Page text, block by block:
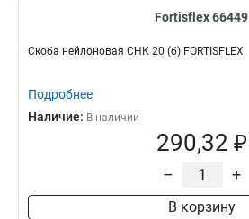
Fortisflex 66449
Скоба нейлоновая СНК 20 (б) FORTISFLEX
Подробнее
Наличие: В наличии
290,32 ₽
– +
В корзину